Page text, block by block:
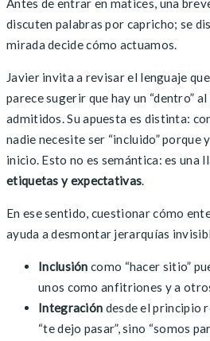
Antes de entrar en matices, una
discuten palabras por capricho; se
mirada decide cómo actuamos.
Javier invita a revisar el lenguaje
parece sugerir que hay un “dentro”
admitidos. Su apuesta es distinta:
nadie necesite ser “incluido” porque
inicio. Esto no es semántica: es una
etiquetas y expectativas.
En ese sentido, cuestionar cómo
ayuda a desmontar jerarquías
Inclusión como “hacer sitio”
unos como anfitriones y a
Integración desde el principio
“te dejo pasar”, sino “somos